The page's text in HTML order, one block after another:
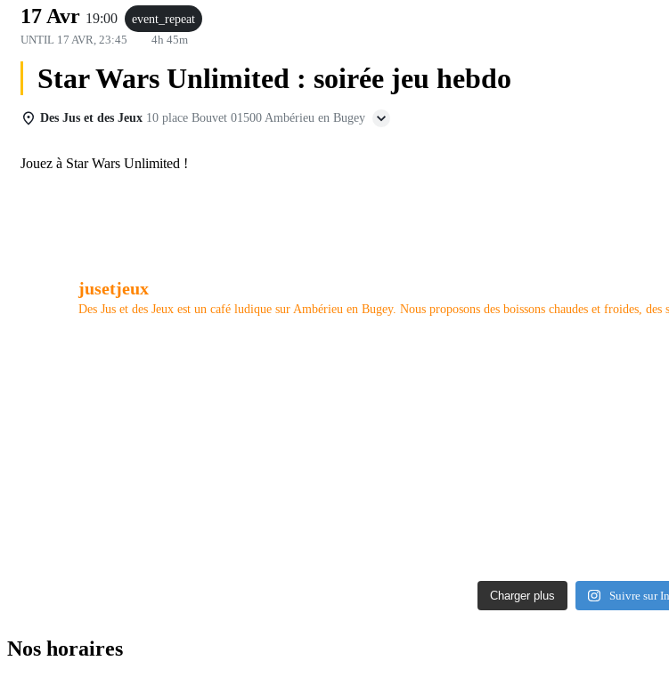
17 Avr 19:00 event_repeat
UNTIL 17 AVR, 23:45 4h 45m
Star Wars Unlimited : soirée jeu hebdo
Des Jus et des Jeux 10 place Bouvet 01500 Ambérieu en Bugey
Jouez à Star Wars Unlimited !
jusetjeux
Des Jus et des Jeux est un café ludique sur Ambérieu en Bugey. Nous proposons des boissons chaudes et froides, des
Charger plus Suivre sur
Nos horaires